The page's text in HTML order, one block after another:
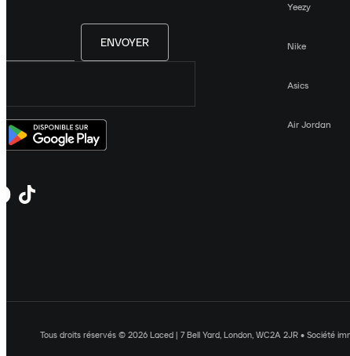
ENVOYER
Yeezy
Nike
Asics
Air Jordan
Tous droits réservés © 2026 Laced | 7 Bell Yard, London, WC2A 2JR • Société